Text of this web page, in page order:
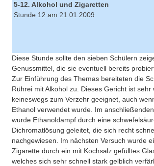
5-12. Alkohol und Zigaretten
Stunde 12 am 21.01.2009
Diese Stunde sollte den sieben Schülern
Genussmittel, die sie eventuell bereits
Zur Einführung des Themas bereiteten die
Rührei mit Alkohol zu. Dieses Gericht ist sehr
keineswegs zum Verzehr geeignet, auch
Ethanol verwendet wurde. Im
wurde Ethanoldampf durch eine
Dichromatlösung geleitet, die sich recht
nachgewiesen. Im nächsten Versuch wurde
Zigarette durch ein mit Kochsalz gefülltes
welches sich sehr schnell stark gelblich